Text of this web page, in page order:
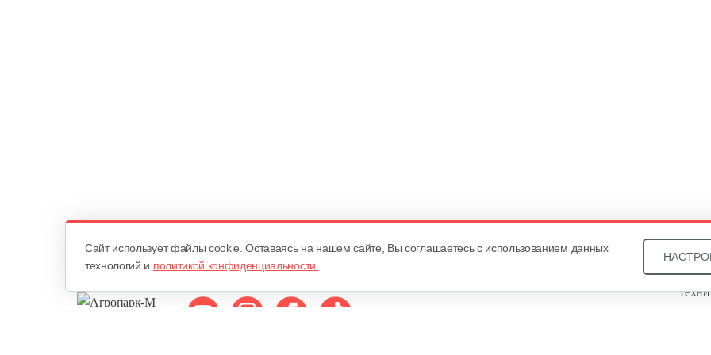
Cайт использует файлы cookie. Оставаясь на нашем сайте, Вы соглашаетесь с использованием данных
технологий и политикой конфиденциальности.